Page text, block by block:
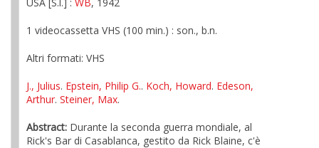
1 videocassetta VHS (100 min.) : son., b.n.
Altri formati: VHS
J., Julius. Epstein, Philip G.. Koch, Howard. Edeson,
Arthur. Steiner, Max.
Abstract: Durante la seconda guerra mondiale, al
Rick's Bar di Casablanca, gestito da Rick Blaine, c'è